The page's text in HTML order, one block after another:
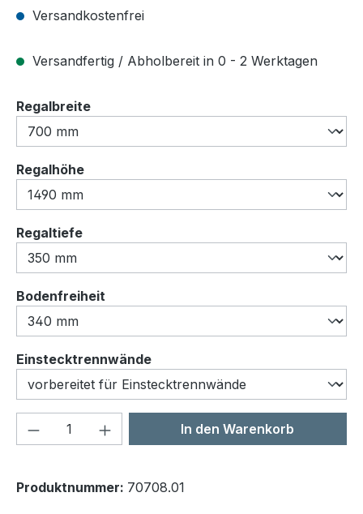
Versandkostenfrei
Versandfertig / Abholbereit in 0 - 2 Werktagen
Regalbreiteauswählen
Regalhöheauswählen
Regaltiefeauswählen
Bodenfreiheit
Einstecktrennwändeauswählen
Produkt Anzahl: Gib denIn den Warenkorb
Produktnummer: 70708.01